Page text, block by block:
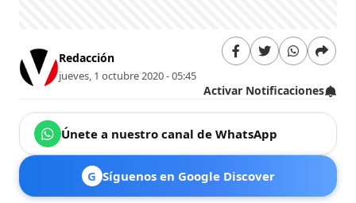
Redacción
jueves, 1 octubre 2020 - 05:45
Activar Notificaciones
Únete a nuestro canal de WhatsApp
G Síguenos en Google Discover